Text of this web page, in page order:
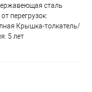
сталь
перегрузок:
Крышка-толкатель/
5 лет